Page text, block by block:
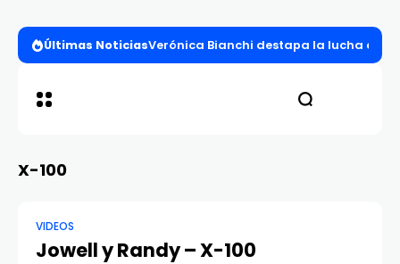
Últimas NoticiasVerónica Bianchi destapa la lucha
X-100
VIDEOS
Jowell y Randy – X-100